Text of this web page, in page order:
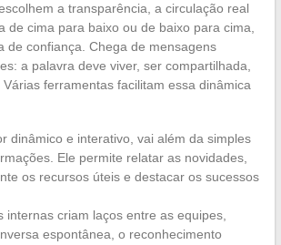
a transparência, a circulação real
de cima para baixo ou de baixo para cima,
de confiança. Chega de mensagens
a palavra deve viver, ser compartilhada,
ferramentas facilitam essa dinâmica
dinâmico e interativo, vai além da simples
Ele permite relatar as novidades,
os recursos úteis e destacar os sucessos
internas criam laços entre as equipes,
espontânea, o reconhecimento